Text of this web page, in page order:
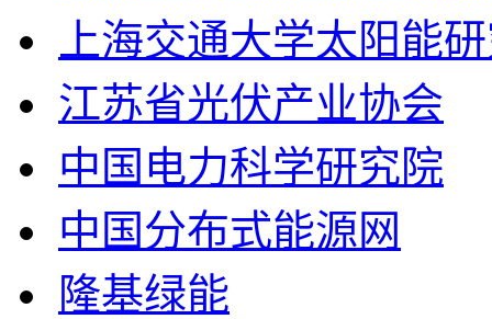
上海交通大学太阳能
江苏省光伏产业协会
中国电力科学研究院
中国分布式能源网
隆基绿能